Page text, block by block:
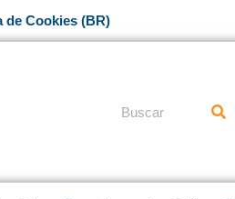
de Cookies (BR)
Pesquisar